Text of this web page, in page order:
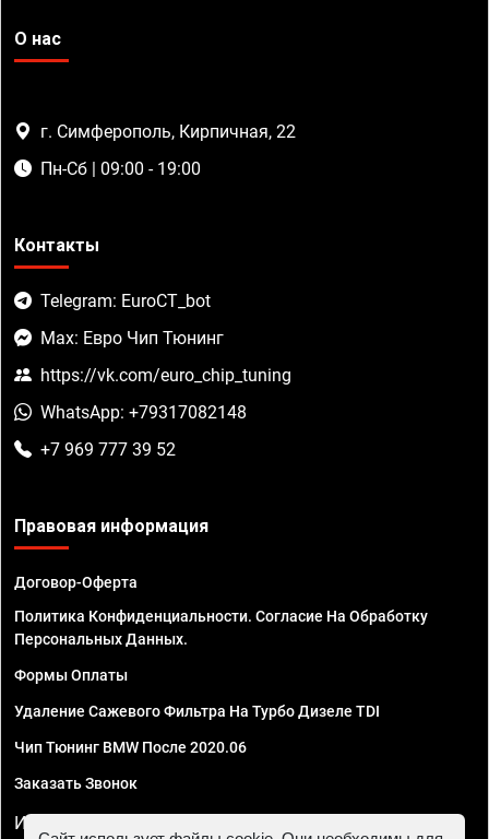
О нас
г. Симферополь, Кирпичная, 22
Пн-Сб | 09:00 - 19:00
Контакты
Telegram: EuroCT_bot
Max: Евро Чип Тюнинг
https://vk.com/euro_chip_tuning
WhatsApp: +79317082148
+7 969 777 39 52
Правовая информация
Договор-Оферта
Политика Конфиденциальности. Согласие На Обработку
Персональных Данных.
Формы Оплаты
Удаление Сажевого Фильтра На Турбо Дизеле TDI
Чип Тюнинг BMW После 2020.06
Заказать Звонок
ИП Смирнов Георгий Павлович. ИНН 781302555843,